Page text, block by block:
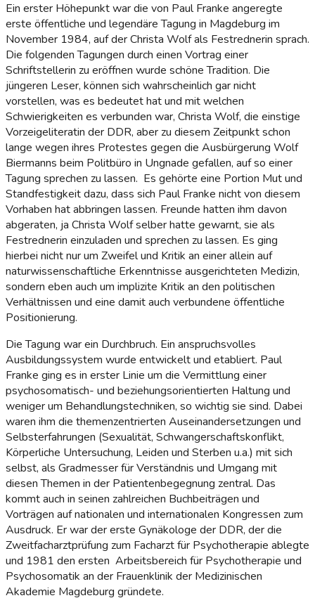
Ein erster Höhepunkt war die von Paul Franke angeregte
erste öffentliche und legendäre Tagung in Magdeburg im
November 1984, auf der Christa Wolf als Festrednerin sprach.
Die folgenden Tagungen durch einen Vortrag einer
Schriftstellerin zu eröffnen wurde schöne Tradition. Die
jüngeren Leser, können sich wahrscheinlich gar nicht
vorstellen, was es bedeutet hat und mit welchen
Schwierigkeiten es verbunden war, Christa Wolf, die einstige
Vorzeigeliteratin der DDR, aber zu diesem Zeitpunkt schon
lange wegen ihres Protestes gegen die Ausbürgerung Wolf
Biermanns beim Politbüro in Ungnade gefallen, auf so einer
Tagung sprechen zu lassen. Es gehörte eine Portion Mut und
Standfestigkeit dazu, dass sich Paul Franke nicht von diesem
Vorhaben hat abbringen lassen. Freunde hatten ihm davon
abgeraten, ja Christa Wolf selber hatte gewarnt, sie als
Festrednerin einzuladen und sprechen zu lassen. Es ging
hierbei nicht nur um Zweifel und Kritik an einer allein auf
naturwissenschaftliche Erkenntnisse ausgerichteten Medizin,
sondern eben auch um implizite Kritik an den politischen
Verhältnissen und eine damit auch verbundene öffentliche
Positionierung.
Die Tagung war ein Durchbruch. Ein anspruchsvolles
Ausbildungssystem wurde entwickelt und etabliert. Paul
Franke ging es in erster Linie um die Vermittlung einer
psychosomatisch- und beziehungsorientierten Haltung und
weniger um Behandlungstechniken, so wichtig sie sind. Dabei
waren ihm die themenzentrierten Auseinandersetzungen und
Selbsterfahrungen (Sexualität, Schwangerschaftskonflikt,
Körperliche Untersuchung, Leiden und Sterben u.a.) mit sich
selbst, als Gradmesser für Verständnis und Umgang mit
diesen Themen in der Patientenbegegnung zentral. Das
kommt auch in seinen zahlreichen Buchbeiträgen und
Vorträgen auf nationalen und internationalen Kongressen zum
Ausdruck. Er war der erste Gynäkologe der DDR, der die
Zweitfacharztprüfung zum Facharzt für Psychotherapie ablegte
und 1981 den ersten Arbeitsbereich für Psychotherapie und
Psychosomatik an der Frauenklinik der Medizinischen
Akademie Magdeburg gründete.